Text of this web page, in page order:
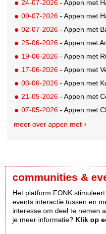
24-07-2026 - Appen met Havas
09-07-2026 - Appen met Hans
02-07-2026 - Appen met
25-06-2026 - Appen met
19-06-2026 - Appen met Rutger Tuit:
17-06-2026 - Appen met Veerle:
03-06-2026 - Appen met Koen
21-05-2026 - Appen met Coolest
07-05-2026 - Appen met CMOtalk-
meer over appen met
communities &
Het platform FONK
events interactie tussen en
interesse om deel te nemen
je meer informatie? Klik op